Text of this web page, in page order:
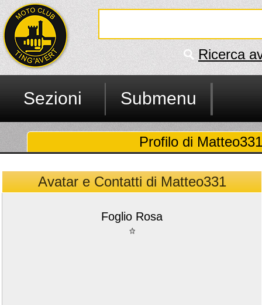
Ricerca
Sezioni Submenu
Profilo di
Avatar e Contatti di Matteo331
Foglio Rosa